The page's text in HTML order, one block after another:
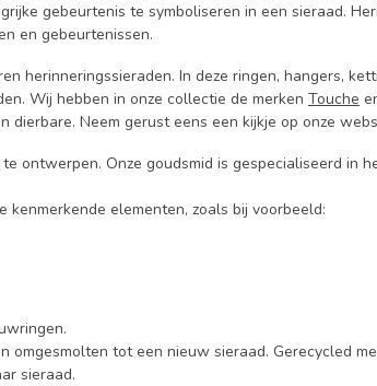
gebeurtenis te symboliseren in een sieraad.
en gebeurtenissen.
herinneringssieraden. In deze ringen, hangers,
Wij hebben in onze collectie de merken Touche
Neem gerust eens een kijkje op onze
ontwerpen. Onze goudsmid is gespecialiseerd in
elementen, zoals bij voorbeeld:
tot een nieuw sieraad. Gerecycled
sieraad.